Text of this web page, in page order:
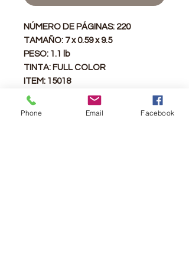
NÚMERO DE PÁGINAS: 220
TAMAÑO: 7 x 0.59 x 9.5
PESO: 1.1 lb
TINTA: FULL COLOR
ITEM: 15018
ISBN: 978-1-928686-39-2
AÑO: 2023 I-SEMESTER
Phone Email Facebook